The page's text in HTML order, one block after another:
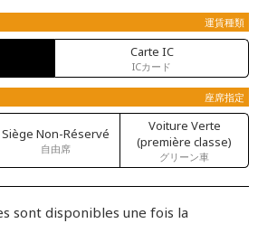
運賃種類
Carte IC
ICカード
座席指定
Siège Non-Réservé
自由席
Voiture Verte
(première classe)
グリーン車
sont disponibles une fois la